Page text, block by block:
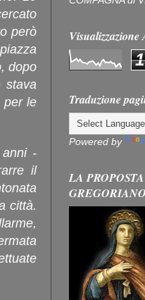
però
dopo
stava
per le
anni -
il
città.
1
Traduzione
Powered by
LA